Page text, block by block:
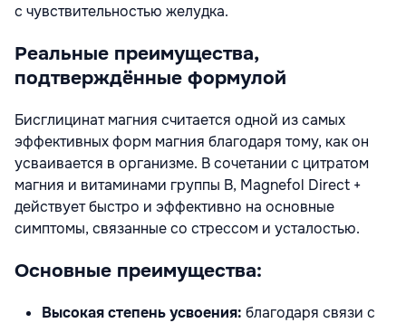
с чувствительностью желудка.
Реальные преимущества,
подтверждённые формулой
Бисглицинат магния считается одной из самых
эффективных форм магния благодаря тому, как он
усваивается в организме. В сочетании с цитратом
магния и витаминами группы B, Magnefol Direct +
действует быстро и эффективно на основные
симптомы, связанные со стрессом и усталостью.
Основные преимущества:
Высокая степень усвоения: благодаря связи с